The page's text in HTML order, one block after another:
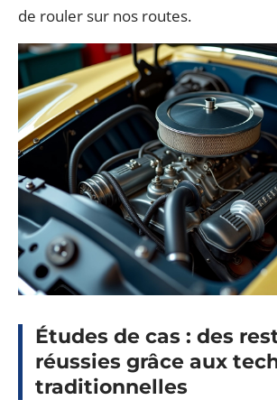
de rouler sur nos routes.
Études de cas : des
réussies grâce aux
traditionnelles